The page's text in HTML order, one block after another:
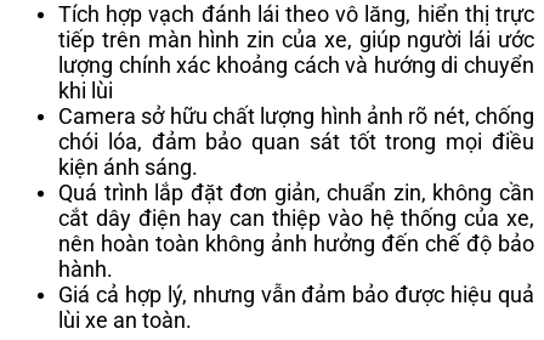
Tích hợp vạch đánh lái theo vô lăng, hiển thị trực
tiếp trên màn hình zin của xe, giúp người lái ước
lượng chính xác khoảng cách và hướng di chuyển
khi lùi
Camera sở hữu chất lượng hình ảnh rõ nét, chống
chói lóa, đảm bảo quan sát tốt trong mọi điều
kiện ánh sáng.
Quá trình lắp đặt đơn giản, chuẩn zin, không cần
cắt dây điện hay can thiệp vào hệ thống của xe,
nên hoàn toàn không ảnh hưởng đến chế độ bảo
hành.
Giá cả hợp lý, nhưng vẫn đảm bảo được hiệu quả
lùi xe an toàn.